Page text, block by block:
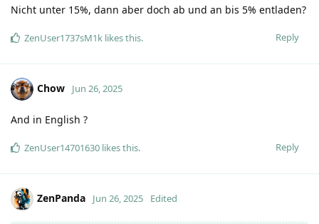
Nicht unter 15%, dann aber doch ab und an bis 5% entladen?
Reply
ZenUser1737sM1k likes this.
Chow Jun 26, 2025
And in English ?
Reply
ZenUser14701630 likes this.
ZenPanda Jun 26, 2025 Edited